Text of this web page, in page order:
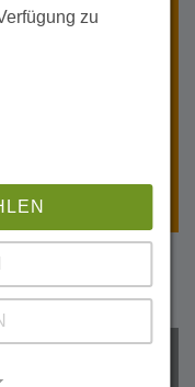
auf dem
und
zu